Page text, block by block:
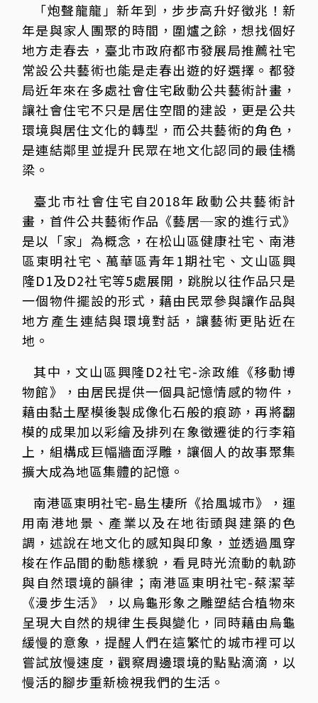
「炮聲龍龍」新年到，步步高升好徵兆！新
年是與家人團聚的時間，圍爐之餘，想找個好
地方走春去，臺北市政府都市發展局推薦社宅
常設公共藝術也能是走春出遊的好選擇。都發
局近年來在多處社會住宅啟動公共藝術計畫，
讓社會住宅不只是居住空間的建設，更是公共
環境與居住文化的轉型，而公共藝術的角色，
是連結鄰里並提升民眾在地文化認同的最佳橋
梁。
臺北市社會住宅自2018年啟動公共藝術計
畫，首件公共藝術作品《藝居─家的進行式》
是以「家」為概念，在松山區健康社宅、南港
區東明社宅、萬華區青年1期社宅、文山區興
隆D1及D2社宅等5處展開，跳脫以往作品只是
一個物件擺設的形式，藉由民眾參與讓作品與
地方產生連結與環境對話，讓藝術更貼近在
地。
其中，文山區興隆D2社宅-涂政維《移動博
物館》，由居民提供一個具記憶情感的物件，
藉由黏土壓模後製成像化石般的痕跡，再將翻
模的成果加以彩繪及排列在象徵遷徙的行李箱
上，組構成巨幅牆面浮雕，讓個人的故事聚集
擴大成為地區集體的記憶。
南港區東明社宅-島生棲所《拾風城市》，運
用南港地景、產業以及在地街頭與建築的色
調，述說在地文化的感知與印象，並透過風穿
梭在作品間的動態樣貌，看見時光流動的軌跡
與自然環境的韻律；南港區東明社宅-蔡潔莘
《漫步生活》，以烏龜形象之雕塑結合植物來
呈現大自然的規律生長與變化，同時藉由烏龜
緩慢的意象，提醒人們在這繁忙的城市裡可以
嘗試放慢速度，觀察周邊環境的點點滴滴，以
慢活的腳步重新檢視我們的生活。